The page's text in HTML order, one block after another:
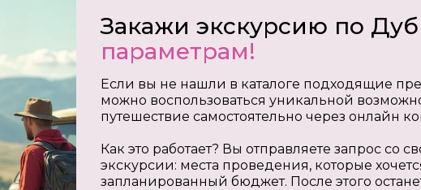
Закажи экскурсию по
параметрам!
Если вы не нашли в каталоге подходящие
можно воспользоваться уникальной
путешествие самостоятельно через онлайн
Как это работает? Вы отправляете запрос со
экскурсии: места проведения, которые
запланированный бюджет. После этого